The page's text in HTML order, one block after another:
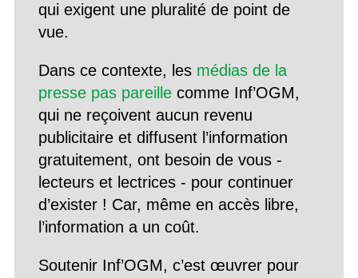
qui exigent une pluralité de point de
vue.
Dans ce contexte, les médias de la
presse pas pareillecomme Inf’OGM,
qui ne reçoivent aucun revenu
publicitaire et diffusent l’information
gratuitement, ont besoin de vous -
lecteurs et lectrices - pour continuer
d’exister ! Car, même en accès libre,
l’information a un coût.
Soutenir Inf’OGM, c’est œuvrer pour